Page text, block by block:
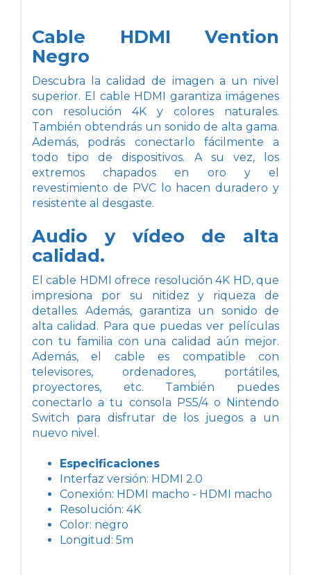
Cable HDMI Vention
Negro
Descubra la calidad de imagen a un nivel
superior. El cable HDMI garantiza imágenes
con resolución 4K y colores naturales.
También obtendrás un sonido de alta gama.
Además, podrás conectarlo fácilmente a
todo tipo de dispositivos. A su vez, los
extremos chapados en oro y el
revestimiento de PVC lo hacen duradero y
resistente al desgaste.
Audio y vídeo de alta
calidad.
El cable HDMI ofrece resolución 4K HD, que
impresiona por su nitidez y riqueza de
detalles. Además, garantiza un sonido de
alta calidad. Para que puedas ver películas
con tu familia con una calidad aún mejor.
Además, el cable es compatible con
televisores, ordenadores, portátiles,
proyectores, etc. También puedes
conectarlo a tu consola PS5/4 o Nintendo
Switch para disfrutar de los juegos a un
nuevo nivel.
Especificaciones
Interfaz versión: HDMI 2.0
Conexión: HDMI macho - HDMI macho
Resolución: 4K
Color: negro
Longitud: 5m